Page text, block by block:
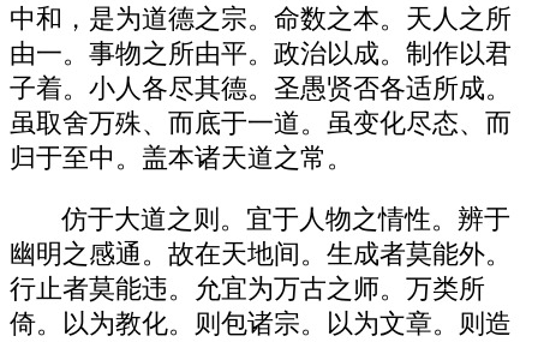
中和，是为道德之宗。命数之本。天人之所
由一。事物之所由平。政治以成。制作以君
子着。小人各尽其德。圣愚贤否各适所成。
虽取舍万殊、而底于一道。虽变化尽态、而
归于至中。盖本诸天道之常。
仿于大道之则。宜于人物之情性。辨于
幽明之感通。故在天地间。生成者莫能外。
行止者莫能违。允宜为万古之师。万类所
倚。以为教化。则包诸宗。以为文章。则造